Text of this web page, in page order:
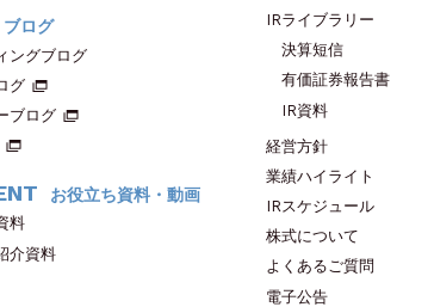
ブログ
ングブログ
グ
ブログ
お役立ち資料・動画
料
介資料
IRライブラリー
決算短信
有価証券報告書
IR資料
経営方針
業績ハイライト
IRスケジュール
株式について
よくあるご質問
電子公告